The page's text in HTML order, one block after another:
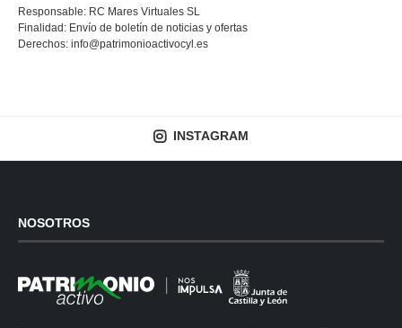
Responsable: RC Mares Virtuales SL
Finalidad: Envío de boletín de noticias y ofertas
Derechos: info@patrimonioactivocyl.es
INSTAGRAM
NOSOTROS